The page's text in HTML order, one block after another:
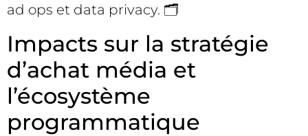
ad ops et data privacy. 🗂️
Impacts sur la stratégie
d’achat média et
l’écosystème
programmatique